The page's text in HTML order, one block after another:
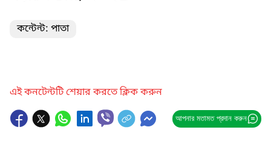
কন্টেন্ট: পাতা
এই কনটেন্টটি শেয়ার করতে ক্লিক করুন
আপনার মতামত প্রদান করুন